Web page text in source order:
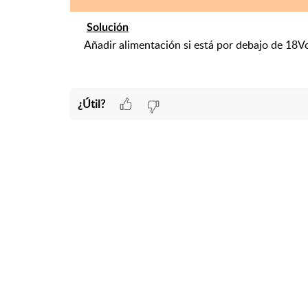
Solución
Añadir alimentación si está por debajo de
¿Útil?